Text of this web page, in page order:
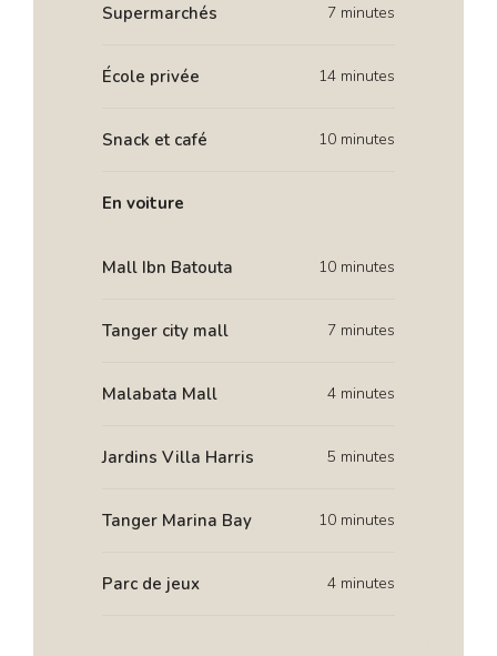
Supermarchés 7 minutes
École privée 14 minutes
Snack et café 10 minutes
En voiture
Mall Ibn Batouta 10 minutes
Tanger city mall 7 minutes
Malabata Mall 4 minutes
Jardins Villa Harris 5 minutes
Tanger Marina Bay 10 minutes
Parc de jeux 4 minutes